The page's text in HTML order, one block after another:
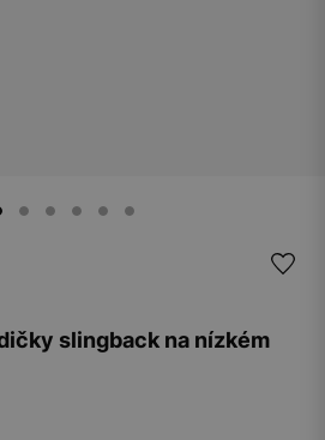
slingback na nízkém